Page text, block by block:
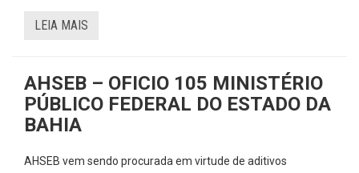
LEIA MAIS
AHSEB – OFICIO 105 MINISTÉRIO
PÚBLICO FEDERAL DO ESTADO DA
BAHIA
AHSEB vem sendo procurada em virtude de aditivos